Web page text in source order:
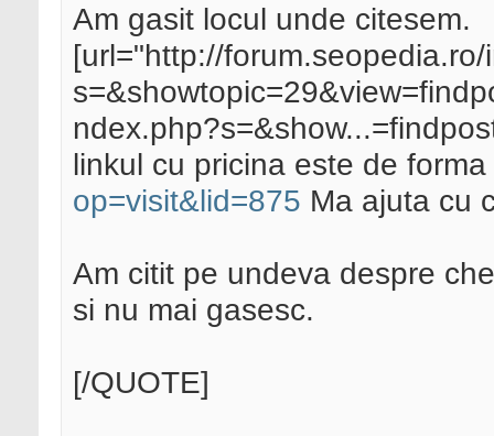
Am gasit locul unde citesem.
[url="http://
linkul cu pricina este de forma
op=visit&lid=875 Ma ajuta cu
Am citit pe undeva despre
si nu mai gasesc.
[/QUOTE]